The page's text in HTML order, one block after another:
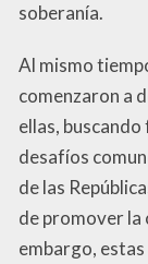
soberanía.
Al mismo
comenzaron a
ellas,
desafíos
de las
de promover la
embargo,